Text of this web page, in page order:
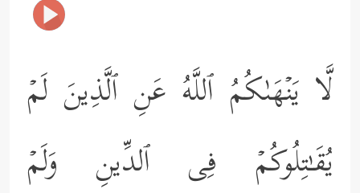
لَّا یَنۡهَىٰكُمُ ٱللَّهُ عَنِ ٱلَّذِینَ لَمۡ
یُقَـٰتِلُوكُمۡ فِی ٱلدِّینِ وَلَمۡ